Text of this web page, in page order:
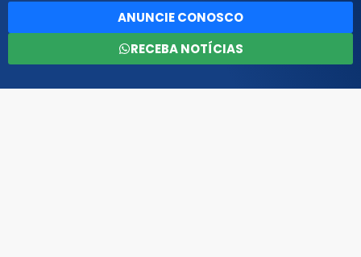
ANUNCIE CONOSCO
RECEBA NOTÍCIAS